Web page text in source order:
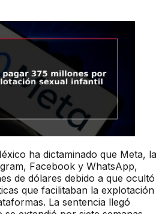
ha dictaminado que Meta, la
Facebook y WhatsApp,
de dólares debido a que ocultó
que facilitaban la explotación
La sentencia llegó